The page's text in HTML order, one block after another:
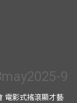
電影式搖滾顯才藝